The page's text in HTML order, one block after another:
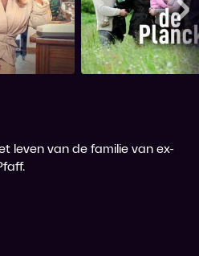
De
leven van de familie van ex-